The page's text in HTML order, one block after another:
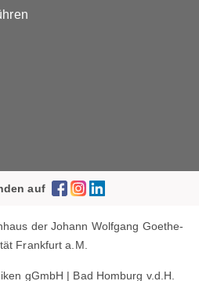
auf
der Johann Wolfgang Goethe-
Frankfurt a.M.
gGmbH | Bad Homburg v.d.H.